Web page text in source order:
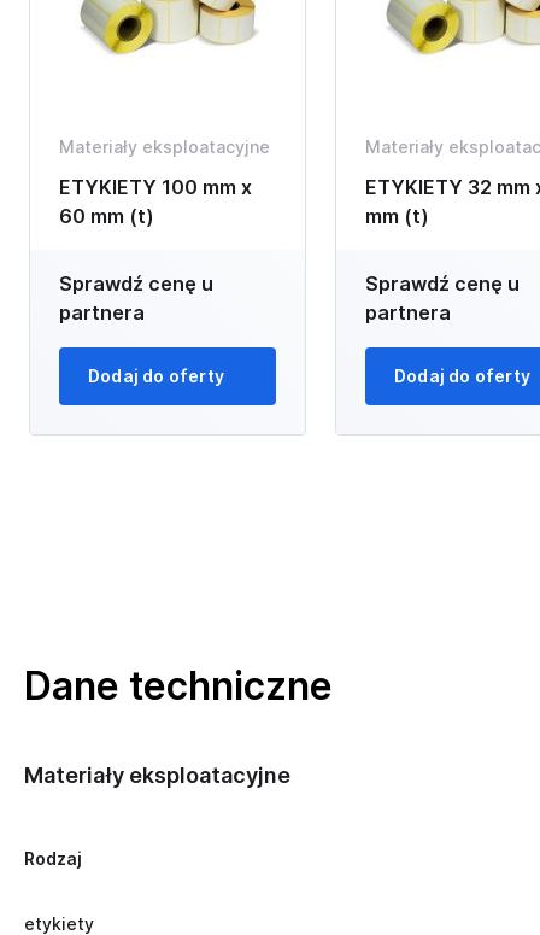
Materiały eksploatacyjne
ETYKIETY 100 mm x
60 mm (t)
Sprawdź cenę u
partnera
Dodaj do oferty
Materiały
ETYKIETY 32 mm
mm (t)
Sprawdź cenę u
partnera
Dodaj do oferty
Dane techniczne
Materiały eksploatacyjne
Rodzaj
etykiety